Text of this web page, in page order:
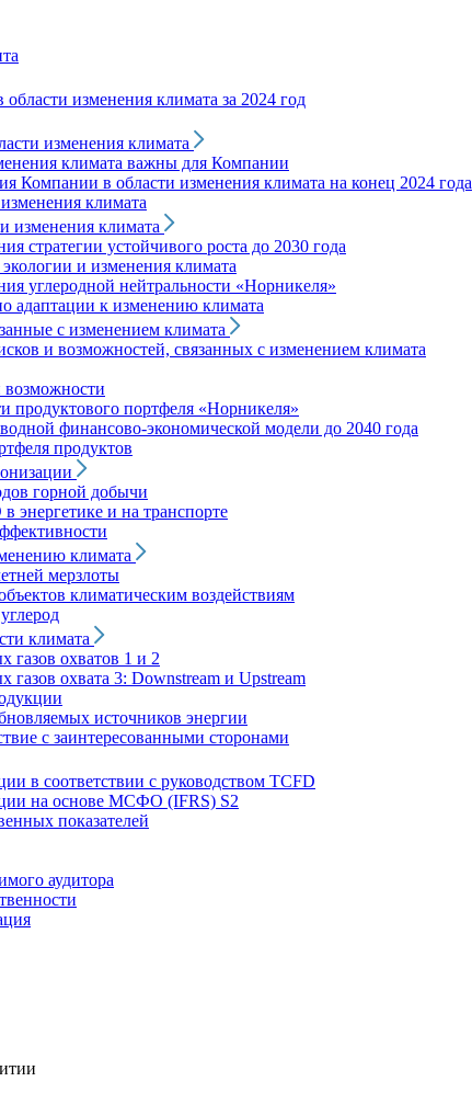
изменения климата за 2024 год
изменения климата
климата важны для Компании
Компании в области изменения климата на конец 2024 года
климата
изменения климата
стратегии устойчивого роста до 2030 года
и изменения климата
углеродной нейтральности «Норникеля»
адаптации к изменению климата
с изменением климата
и возможностей, связанных с изменением климата
продуктового портфеля «Норникеля»
финансово-экономической модели до 2040 года
продуктов
горной добычи
энергетике и на транспорте
климата
мерзлоты
климатическим воздействиям
климата
газов охватов 1 и 2
охвата 3: Downstream и Upstream
источников энергии
с заинтересованными сторонами
в соответствии с руководством TCFD
на основе МСФО (IFRS) S2
показателей
аудитора